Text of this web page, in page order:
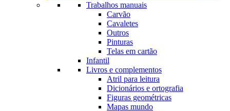
Trabalhos manuais
Carvão
Cavaletes
Outros
Pinturas
Telas em cartão
Infantil
Livros e complementos
Atril para leitura
Dicionários e ortografia
Figuras geométricas
Mapas mundo